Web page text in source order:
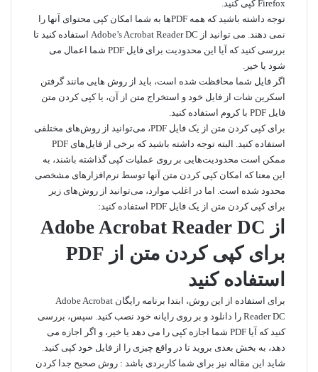
Firefox کپی کنید.
توجه داشته باشید که همه PDFها به شما امکان کپی محتوای آنها را
نمی دهند. می توانید از Adobe’s Acrobat Reader DC استفاده کنید تا
بررسی کنید که آیا این محدودیت برای فایل PDF شما اعمال می
شود یا خیر.
اگر فایل شما محافظت شده است، باید از روش هایی مانند گرفتن
اسکرین شات از فایل خود و استخراج متن از آن، یا کپی کردن متن
فایل PDF با کروم استفاده کنید.
برای کپی کردن متن از یک فایل PDF، می‌توانید از روش‌های مختلفی
استفاده کنید. البته توجه داشته باشید که برخی از فایل‌های PDF
ممکن است محدودیت‌هایی بر روی عملیات کپی گذاشته باشند، به
این معنا که امکان کپی کردن متن آنها توسط نرم‌افزارهای مشخصی
محدود شده است. اما در اغلب موارد، می‌توانید از روش‌های زیر
برای کپی کردن متن از یک فایل PDF استفاده کنید:
از Adobe Acrobat Reader DC
برای کپی کردن متن از PDF
استفاده کنید
برای استفاده از این روش، ابتدا
برنامه رایگان Adobe Acrobat
Reader DC را دانلود و بر روی رایانه خود نصب کنید. سپس، بررسی
کنید که آیا PDF شما اجازه کپی را می دهد یا خیر، و اگر اجازه می
دهد، به بخش بعدی بروید تا در واقع چیزی را از فایل خود کپی کنید.
شاید این مقاله نیز برای شما کاربردی باشد : روش صحیح جدا کردن